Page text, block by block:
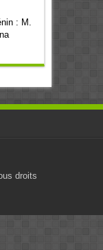
: M.
droits